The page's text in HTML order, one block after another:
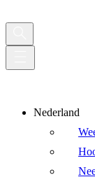
Nederland